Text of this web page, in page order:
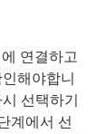
연결하고
해야합니
선택하기
계에서 선